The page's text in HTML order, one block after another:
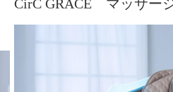
CirC GRACE マッサー